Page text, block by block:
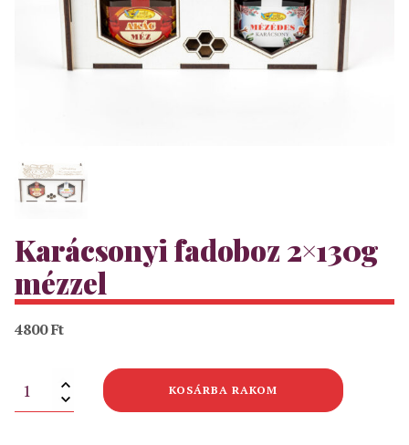
Karácsonyi fadoboz 2×130g
mézzel
4800Ft
Karácsonyi
fadoboz
2×130g
KOSÁRBA RAKOM